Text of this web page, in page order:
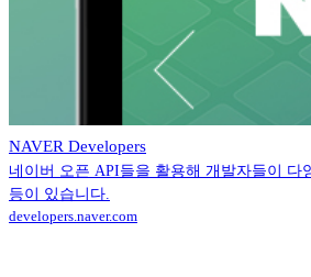
NAVER Developers
네이버 오픈 API들을 활용해 개발자들이
등이 있습니다.
developers.naver.com